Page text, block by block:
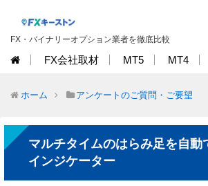
FX・バイナリーオプション業者を徹底比較
FX会社取材 MT5 MT4
ホーム アンケートのご質問・ご要望
マルチタイムのはらみ足を自動
インジケーター